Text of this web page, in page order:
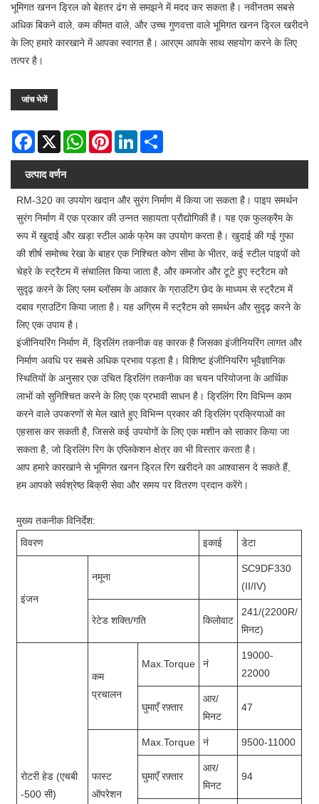
भूमिगत खनन ड्रिल को बेहतर ढंग से समझने में मदद कर सकता है। नवीनतम सबसे
अधिक बिकने वाले, कम कीमत वाले, और उच्च गुणवत्ता वाले भूमिगत खनन ड्रिल खरीदने
के लिए हमारे कारखाने में आपका स्वागत है। आरएम आपके साथ सहयोग करने के लिए
तत्पर है।
जांच भेजें
Facebook
X WhatsAppPinterestLinkedIn
उत्पाद वर्णन
RM-320 का उपयोग खदान और सुरंग निर्माण में किया जा सकता है। पाइप समर्थन
सुरंग निर्माण में एक प्रकार की उन्नत सहायता प्रौद्योगिकी है। यह एक फुलक्रैम के
रूप में खुदाई और खड़ा स्टील आर्क फ्रेम का उपयोग करता है। खुदाई की गई गुफा
की शीर्ष समोच्च रेखा के बाहर एक निश्चित कोण सीमा के भीतर, कई स्टील पाइपों को
चेहरे के स्ट्रैटम में संचालित किया जाता है, और कमजोर और टूटे हुए स्ट्रैटम को
सुदृढ़ करने के लिए प्लम ब्लॉसम के आकार के ग्राउटिंग छेद के माध्यम से स्ट्रैटम में
दबाव ग्राउटिंग किया जाता है। यह अग्रिम में स्ट्रैटम को समर्थन और सुदृढ़ करने के
लिए एक उपाय है।
इंजीनियरिंग निर्माण में, ड्रिलिंग तकनीक वह कारक है जिसका इंजीनियरिंग लागत और
निर्माण अवधि पर सबसे अधिक प्रभाव पड़ता है। विशिष्ट इंजीनियरिंग भूवैज्ञानिक
स्थितियों के अनुसार एक उचित ड्रिलिंग तकनीक का चयन परियोजना के आर्थिक
लाभों को सुनिश्चित करने के लिए एक प्रभावी साधन है। ड्रिलिंग रिग विभिन्न काम
करने वाले उपकरणों से मेल खाते हुए विभिन्न प्रकार की ड्रिलिंग प्रक्रियाओं का
एहसास कर सकती है, जिससे कई उपयोगों के लिए एक मशीन को साकार किया जा
सकता है, जो ड्रिलिंग रिग के एप्लिकेशन क्षेत्र का भी विस्तार करता है।
आप हमारे कारखाने से भूमिगत खनन ड्रिल रिग खरीदने का आश्वासन दे सकते हैं,
हम आपको सर्वश्रेष्ठ बिक्री सेवा और समय पर वितरण प्रदान करेंगे।
मुख्य तकनीक विनिर्देश:
विवरण
इकाई डेटा
इंजन
नमूना
SC9DF330
(II/IV)
रेटेड शक्ति/गति किलोवाट
241/(2200R/
मिनट)
रोटरी हेड (एचबी
-500 सी)
कम
प्रचालन
Max.Torque नं
19000-
22000
घुमाएँ रफ़्तार
आर/
मिनट
47
फास्ट
ऑपरेशन
Max.Torque नं 9500-11000
घुमाएँ रफ़्तार
आर/
मिनट
94